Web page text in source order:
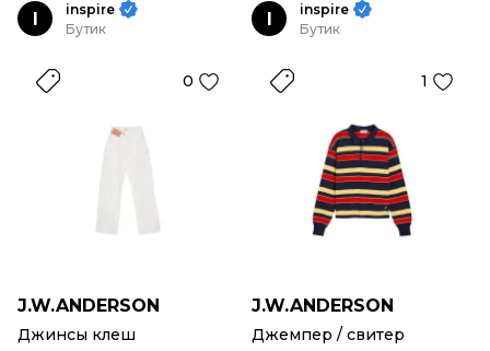
I
inspire
Бутик
0
J.W.ANDERSON
Джинсы клеш
I
inspire
Бутик
1
J.W.ANDERSON
Джемпер / свитер